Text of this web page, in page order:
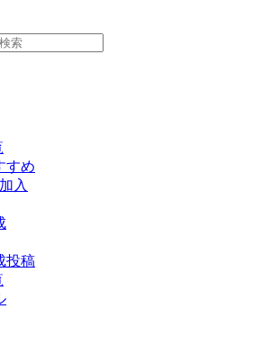
すめ
入
投稿